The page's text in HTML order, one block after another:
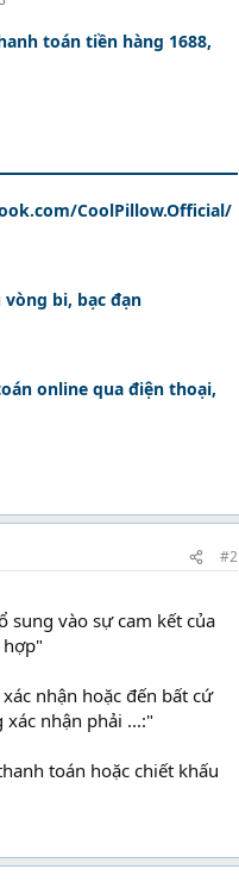
toán tiền hàng 1688,
CoolPillow.Official/
vòng bi, bạc đạn
online qua điện thoại,
#2
sung vào sự cam kết của
nhận hoặc đến bất cứ
nhận phải ...:"
toán hoặc chiết khấu